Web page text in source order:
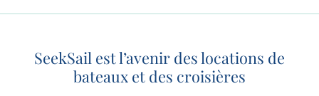
SeekSail est l’avenir des locations de
bateaux et des croisières